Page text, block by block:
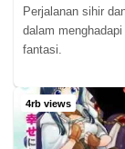
Perjalanan sihir
dalam
fantasi.
4rb views